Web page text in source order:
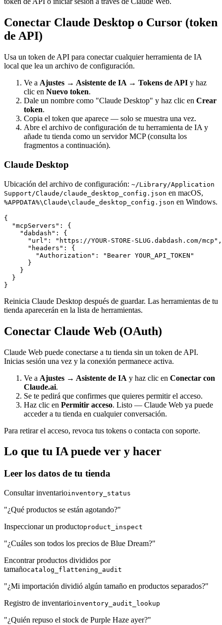
Conectar Claude Desktop o Cursor (token
de API)
Usa un token de API para conectar cualquier herramienta de IA
local que lea un archivo de configuración.
Ve a Ajustes → Asistente de IA → Tokens de API y haz
clic en Nuevo token.
Dale un nombre como "Claude Desktop" y haz clic en Crear
token.
Copia el token que aparece — solo se muestra una vez.
Abre el archivo de configuración de tu herramienta de IA y
añade tu tienda como un servidor MCP (consulta los
fragmentos a continuación).
Claude Desktop
Ubicación del archivo de configuración: ~/Library/Application
Support/Claude/claude_desktop_config.json en macOS,
%APPDATA%\Claude\claude_desktop_config.json en Windows.
{
  "mcpServers": {
    "dabdash": {
      "url": "https://YOUR-STORE-SLUG.dabdash.com/mcp",
      "headers": {
        "Authorization": "Bearer YOUR_API_TOKEN"
      }
    }
  }
}
Reinicia Claude Desktop después de guardar. Las herramientas de tu
tienda aparecerán en la lista de herramientas.
Conectar Claude Web (OAuth)
Claude Web puede conectarse a tu tienda sin un token de API.
Inicias sesión una vez y la conexión permanece activa.
Ve a Ajustes → Asistente de IA y haz clic en Conectar con
Claude.ai.
Se te pedirá que confirmes que quieres permitir el acceso.
Haz clic en Permitir acceso. Listo — Claude Web ya puede
acceder a tu tienda en cualquier conversación.
Para retirar el acceso, revoca tus tokens o contacta con soporte.
Lo que tu IA puede ver y hacer
Leer los datos de tu tienda
Consultar inventarioinventory_status
"¿Qué productos se están agotando?"
Inspeccionar un productoproduct_inspect
"¿Cuáles son todos los precios de Blue Dream?"
Encontrar productos divididos por
tamañocatalog_flattening_audit
"¿Mi importación dividió algún tamaño en productos separados?"
Registro de inventarioinventory_audit_lookup
"¿Quién repuso el stock de Purple Haze ayer?"